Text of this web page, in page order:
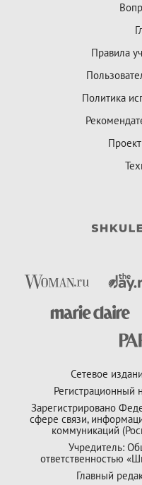
Правила
Политика
Сетевое
Зарегистрировано
сфере связи,
коммуникаций
Учредитель:
ответственностью
Главный